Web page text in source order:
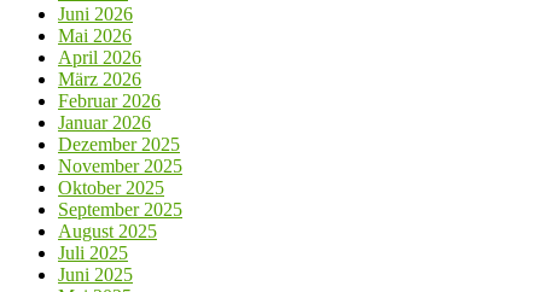
Juni 2026
Mai 2026
April 2026
März 2026
Februar 2026
Januar 2026
Dezember 2025
November 2025
Oktober 2025
September 2025
August 2025
Juli 2025
Juni 2025